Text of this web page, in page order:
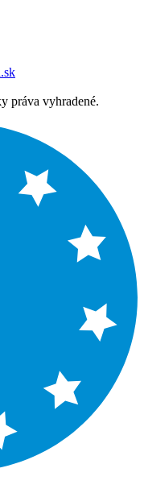
práva vyhradené.